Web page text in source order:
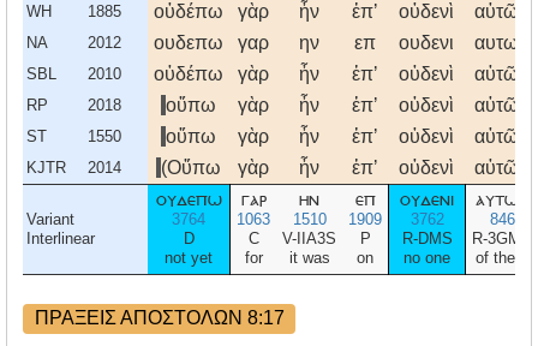
WH 1885 οὐδέπω γὰρ ἦν ἐπʼ οὐδενὶ αὐτῶν
NA 2012 ουδεπω γαρ ην επ ουδενι αυτων
SBL 2010 οὐδέπω γὰρ ἦν ἐπʼ οὐδενὶ αὐτῶν
RP 2018 οὔπω γὰρ ἦν ἐπʼ οὐδενὶ αὐτῶν
ST 1550 οὔπω γὰρ ἦν ἐπʼ οὐδενὶ αὐτῶν
KJTR 2014 (Οὔπω γὰρ ἦν ἐπʼ οὐδενὶ αὐτῶν
Variant
Interlinear
ουδεπω
3764
D
not yet
γαρ
1063
C
for
ην
1510
V-IIA3S
it was
επ
1909
P
on
ουδενι
3762
R-DMS
no one
αυτων
846
R-3GMP
of them
ΠΡΑΞΕΙΣ ΑΠΟΣΤΟΛΩΝ 8:17